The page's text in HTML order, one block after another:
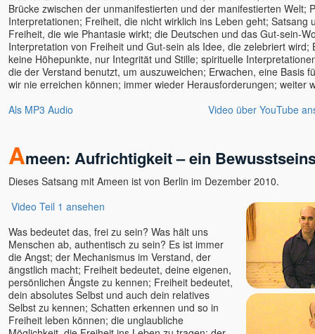
Sinchota
Soham (Samarpan)
Sophia
Spirit Talks mit Isabella Wirth
Sri Vast
Steffen Lohrer
Svagat u. Yatro
Sven Sein
Teresa-Maria Sura
Thomas Herz
Thomas Karow
Thomas Mariam Sura u.
Teresa Sura
Tim Taxis
Brücke zwischen der unmanifestierten und der manifestierten Welt;
Interpretationen; Freiheit, die nicht wirklich ins Leben geht; Satsang
Freiheit, die wie Phantasie wirkt; die Deutschen und das Gut-sein-
Interpretation von Freiheit und Gut-sein als Idee, die zelebriert wird;
keine Höhepunkte, nur Integrität und Stille; spirituelle
die der Verstand benutzt, um auszuweichen; Erwachen, eine Basis
wir nie erreichen können; immer wieder Herausforderungen; weiter
Als MP3 Audio
Video über YouTube
Ameen: Aufrichtigkeit – ein
Dieses Satsang mit Ameen ist von Berlin im Dezember 2010.
Video Teil 1 ansehen
Was bedeutet das, frei zu sein? Was hält uns
Menschen ab, authentisch zu sein? Es ist immer
die Angst; der Mechanismus im Verstand, der
ängstlich macht; Freiheit bedeutet, deine eigenen,
persönlichen Ängste zu kennen; Freiheit bedeutet,
dein absolutes Selbst und auch dein relatives
Selbst zu kennen; Schatten erkennen und so in
Freiheit leben können; die unglaubliche